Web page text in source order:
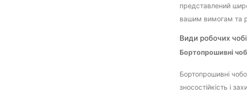
представлений
вашим вимогам та
Види робочих
Бортопрошивні
Бортопрошивні
зносостійкість і